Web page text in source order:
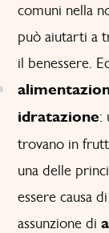
comuni nella
può aiutarti a
il benessere.
idratazione:
trovano in
una delle
essere causa
assunzione di